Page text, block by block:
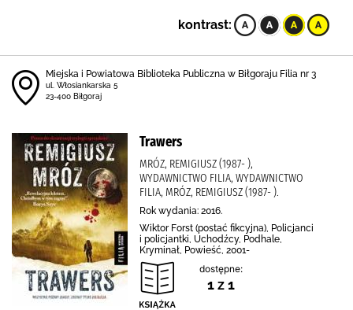
kontrast:
Miejska i Powiatowa Biblioteka Publiczna w Biłgoraju Filia nr 3
ul. Włosiankarska 5
23-400 Biłgoraj
Trawers
MRÓZ, REMIGIUSZ (1987- ),
WYDAWNICTWO FILIA, WYDAWNICTWO
FILIA, MRÓZ, REMIGIUSZ (1987- ).
Rok wydania: 2016.
Wiktor Forst (postać fikcyjna), Policjanci
i policjantki, Uchodźcy, Podhale,
Kryminał, Powieść, 2001-
dostępne:
1 z 1